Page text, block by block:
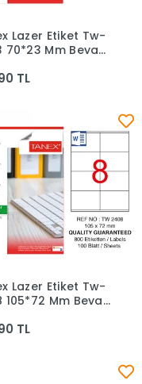
Sepete Ekle
Lazer Etiket Tw-
70*23 Mm Beyaz
TL
Sepete Ekle
Lazer Etiket Tw-
105*72 Mm Beyaz
TL